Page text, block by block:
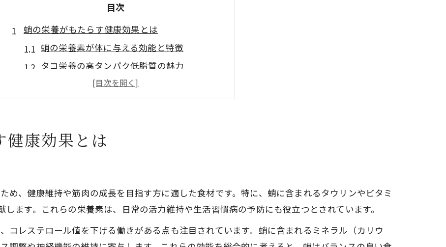
目次
蛸の栄養がもたらす健康効果とは
蛸の栄養素が体に与える効能と特徴
タコ栄養の高タンパク低脂質の魅力
たこ栄養とカロリーのバランスを解説
蛸の健康効果とプリン体との関係
茹で蛸で得られる栄養価に注目したい
茹で蛸のたんぱく質量とヘルシーさの秘密
茹でたこで摂れるビタミンとミネラル
茹で蛸がダイエット向きな理由とは
健康効果とは
め、健康維持や筋肉の成長を目指す方に適した食材です。特に、蛸に含まれるタウリンやビタミ
ます。これらの栄養素は、日常の活力維持や生活習慣病の予防にも役立つとされています。
コレステロール値を下げる働きがある点も注目されています。蛸に含まれるミネラル（カリウ